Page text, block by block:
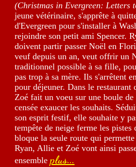
(Christmas in Evergreen: Letters
jeune vétérinaire, s'apprête à
d'Evergreen pour s'installer à
rejoindre son petit ami Spencer.
doivent partir passer Noël en
veuf depuis un an, veut offrir un
traditionnel possible à sa fille,
pas trop à sa mère. Ils s'arrêtent
pour déjeuner. Dans le restaurant
Zoé fait un voeu sur une boule de
censée exaucer les souhaits.
son esprit festif, elle souhaite y
tempête de neige ferme les pistes
bloque la seule route qui
Ryan, Allie et Zoé vont ainsi
ensembleplus...